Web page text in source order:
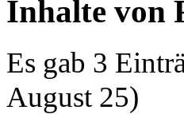
Inhalte von
Es gab 3
August 25)